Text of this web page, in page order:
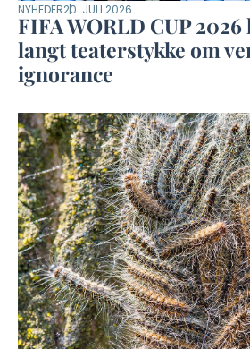
NYHEDER20. JULI 2026
FIFA WORLD CUP
langt teaterstykke om
ignorance